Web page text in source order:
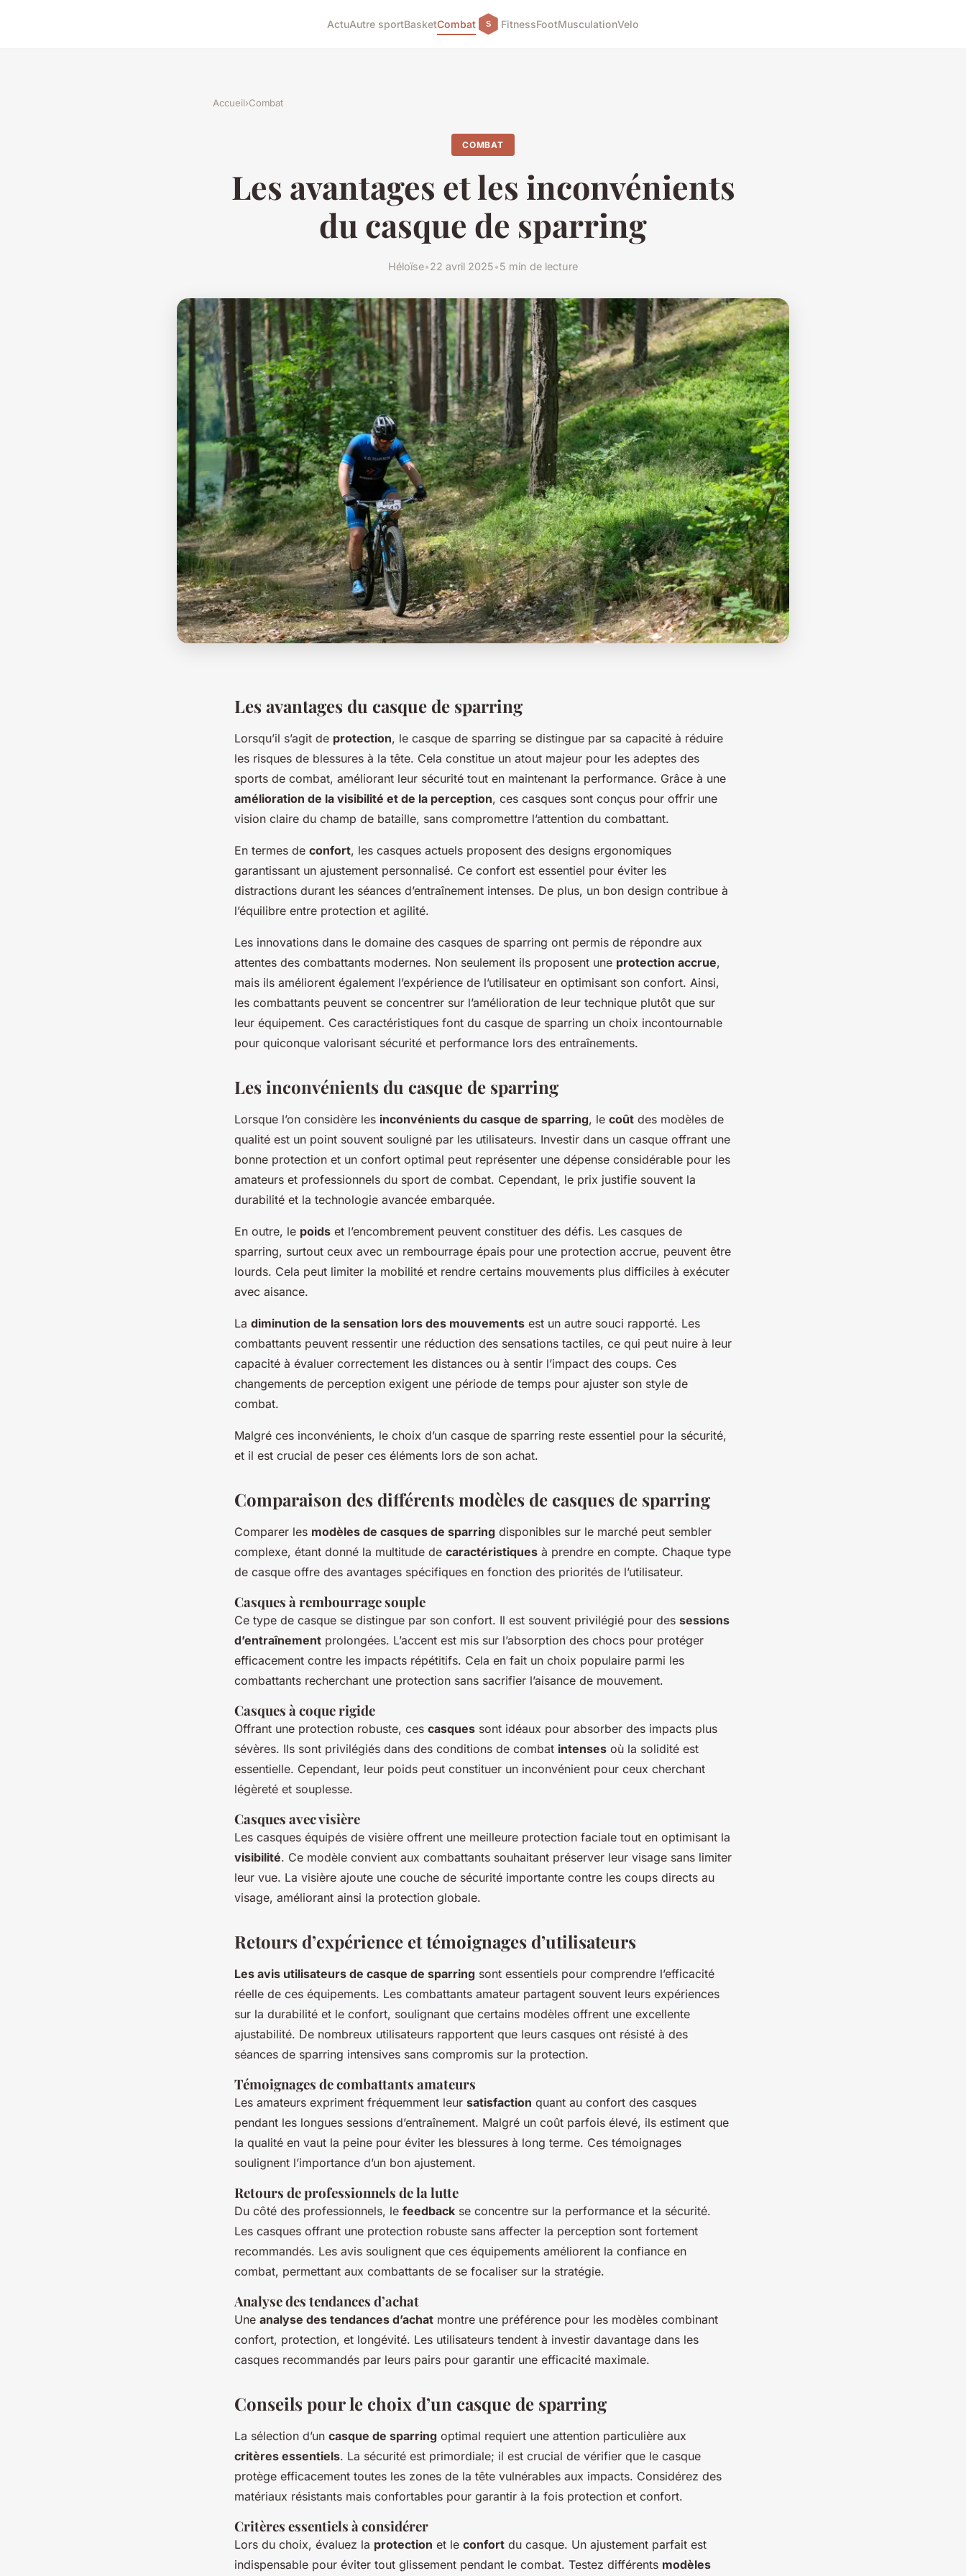
ActuAutre sportBasketCombat FitnessFootMusculationVelo
Accueil›Combat
COMBAT
Les avantages et les inconvénients
du casque de sparring
Héloïse•22 avril 2025•5 min de lecture
Les avantages du casque de sparring
Lorsqu’il s’agit de protection, le casque de sparring se distingue par sa capacité à réduire
les risques de blessures à la tête. Cela constitue un atout majeur pour les adeptes des
sports de combat, améliorant leur sécurité tout en maintenant la performance. Grâce à une
amélioration de la visibilité et de la perception, ces casques sont conçus pour offrir une
vision claire du champ de bataille, sans compromettre l’attention du combattant.
En termes de confort, les casques actuels proposent des designs ergonomiques
garantissant un ajustement personnalisé. Ce confort est essentiel pour éviter les
distractions durant les séances d’entraînement intenses. De plus, un bon design contribue à
l’équilibre entre protection et agilité.
Les innovations dans le domaine des casques de sparring ont permis de répondre aux
attentes des combattants modernes. Non seulement ils proposent une protection accrue,
mais ils améliorent également l’expérience de l’utilisateur en optimisant son confort. Ainsi,
les combattants peuvent se concentrer sur l’amélioration de leur technique plutôt que sur
leur équipement. Ces caractéristiques font du casque de sparring un choix incontournable
pour quiconque valorisant sécurité et performance lors des entraînements.
Les inconvénients du casque de sparring
Lorsque l’on considère les inconvénients du casque de sparring, le coût des modèles de
qualité est un point souvent souligné par les utilisateurs. Investir dans un casque offrant une
bonne protection et un confort optimal peut représenter une dépense considérable pour les
amateurs et professionnels du sport de combat. Cependant, le prix justifie souvent la
durabilité et la technologie avancée embarquée.
En outre, le poids et l’encombrement peuvent constituer des défis. Les casques de
sparring, surtout ceux avec un rembourrage épais pour une protection accrue, peuvent être
lourds. Cela peut limiter la mobilité et rendre certains mouvements plus difficiles à exécuter
avec aisance.
La diminution de la sensation lors des mouvements est un autre souci rapporté. Les
combattants peuvent ressentir une réduction des sensations tactiles, ce qui peut nuire à leur
capacité à évaluer correctement les distances ou à sentir l’impact des coups. Ces
changements de perception exigent une période de temps pour ajuster son style de
combat.
Malgré ces inconvénients, le choix d’un casque de sparring reste essentiel pour la sécurité,
et il est crucial de peser ces éléments lors de son achat.
Comparaison des différents modèles de casques de sparring
Comparer les modèles de casques de sparring disponibles sur le marché peut sembler
complexe, étant donné la multitude de caractéristiques à prendre en compte. Chaque type
de casque offre des avantages spécifiques en fonction des priorités de l’utilisateur.
Casques à rembourrage souple
Ce type de casque se distingue par son confort. Il est souvent privilégié pour des sessions
d’entraînement prolongées. L’accent est mis sur l’absorption des chocs pour protéger
efficacement contre les impacts répétitifs. Cela en fait un choix populaire parmi les
combattants recherchant une protection sans sacrifier l’aisance de mouvement.
Casques à coque rigide
Offrant une protection robuste, ces casques sont idéaux pour absorber des impacts plus
sévères. Ils sont privilégiés dans des conditions de combat intenses où la solidité est
essentielle. Cependant, leur poids peut constituer un inconvénient pour ceux cherchant
légèreté et souplesse.
Casques avec visière
Les casques équipés de visière offrent une meilleure protection faciale tout en optimisant la
visibilité. Ce modèle convient aux combattants souhaitant préserver leur visage sans limiter
leur vue. La visière ajoute une couche de sécurité importante contre les coups directs au
visage, améliorant ainsi la protection globale.
Retours d’expérience et témoignages d’utilisateurs
Les avis utilisateurs de casque de sparring sont essentiels pour comprendre l’efficacité
réelle de ces équipements. Les combattants amateur partagent souvent leurs expériences
sur la durabilité et le confort, soulignant que certains modèles offrent une excellente
ajustabilité. De nombreux utilisateurs rapportent que leurs casques ont résisté à des
séances de sparring intensives sans compromis sur la protection.
Témoignages de combattants amateurs
Les amateurs expriment fréquemment leur satisfaction quant au confort des casques
pendant les longues sessions d’entraînement. Malgré un coût parfois élevé, ils estiment que
la qualité en vaut la peine pour éviter les blessures à long terme. Ces témoignages
soulignent l’importance d’un bon ajustement.
Retours de professionnels de la lutte
Du côté des professionnels, le feedback se concentre sur la performance et la sécurité.
Les casques offrant une protection robuste sans affecter la perception sont fortement
recommandés. Les avis soulignent que ces équipements améliorent la confiance en
combat, permettant aux combattants de se focaliser sur la stratégie.
Analyse des tendances d’achat
Une analyse des tendances d’achat montre une préférence pour les modèles combinant
confort, protection, et longévité. Les utilisateurs tendent à investir davantage dans les
casques recommandés par leurs pairs pour garantir une efficacité maximale.
Conseils pour le choix d’un casque de sparring
La sélection d’un casque de sparring optimal requiert une attention particulière aux
critères essentiels. La sécurité est primordiale; il est crucial de vérifier que le casque
protège efficacement toutes les zones de la tête vulnérables aux impacts. Considérez des
matériaux résistants mais confortables pour garantir à la fois protection et confort.
Critères essentiels à considérer
Lors du choix, évaluez la protection et le confort du casque. Un ajustement parfait est
indispensable pour éviter tout glissement pendant le combat. Testez différents modèles